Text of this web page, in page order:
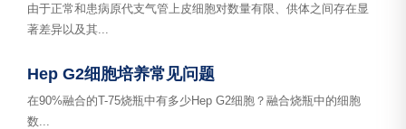
由于正常和患病原代支气管上皮细胞对数量有限、供体之间存在显
著差异以及其...
Hep G2细胞培养常见问题
在90%融合的T-75烧瓶中有多少Hep G2细胞？融合烧瓶中的细胞
数...